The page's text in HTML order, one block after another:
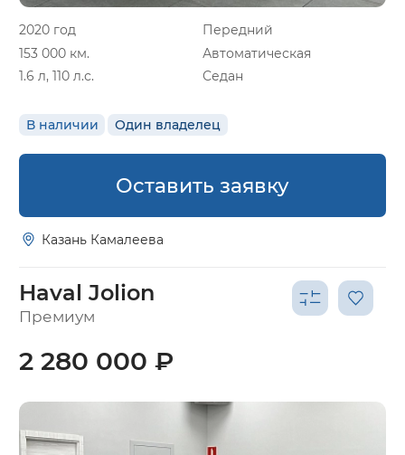
2020 год
Передний
153 000 км.
Автоматическая
1.6 л, 110 л.с.
Седан
В наличии Один владелец
Оставить заявку
Казань Камалеева
Haval Jolion
Премиум
2 280 000 ₽